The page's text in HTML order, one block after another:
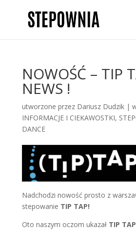
NOWOŚĆ – TIP
NEWS !
utworzone przez Dariusz Dudzik|
INFORMACJE I CIEKAWOSTKI,
DANCE
Nadchodzi nowość prosto z
stepowanie TIP TAP!
Oto naszym oczom ukazał TIP